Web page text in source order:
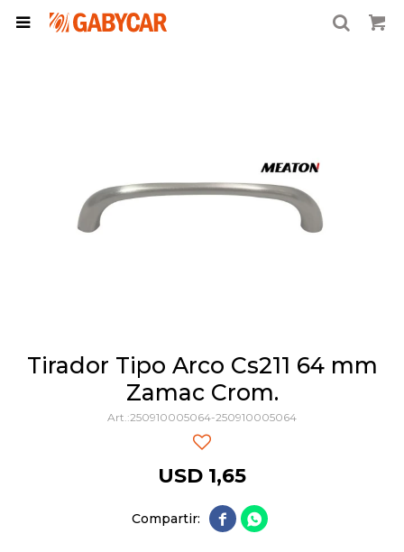

Tirador Tipo Arco Cs211 64 mm
Zamac Crom.
250910005064-250910005064
USD 1,65
 